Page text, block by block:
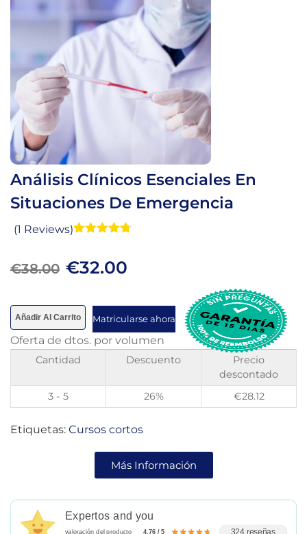
Análisis Clínicos Esenciales En
Situaciones De Emergencia
de 5 en
base a
cliente
(1 Reviews)
€38.00 €32.00
Añadir Al Carrito Matricularse ahora
Oferta de dtos. por volumen
Cantidad Descuento
Precio
descontado
3 - 5
26% €28.12
Etiquetas: Cursos cortos
Más Información
Expertos and you
valoración del producto 4.76 / 5 324 reseñas